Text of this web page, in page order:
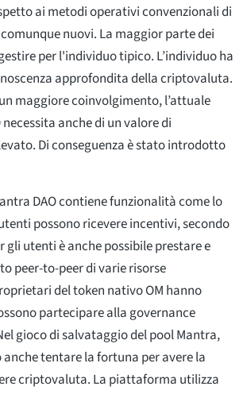
ai metodi operativi convenzionali di
nuovi. La maggior parte dei
per l'individuo tipico. L’individuo ha
approfondita della criptovaluta.
maggiore coinvolgimento, l’attuale
anche di un valore di
Di conseguenza è stato introdotto
DAO contiene funzionalità come lo
possono ricevere incentivi, secondo
gli utenti è anche possibile prestare e
peer-to-peer di varie risorse
del token nativo OM hanno
partecipare alla governance
gioco di salvataggio del pool Mantra,
tentare la fortuna per avere la
criptovaluta. La piattaforma utilizza